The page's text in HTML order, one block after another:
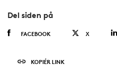
Del siden på
FACEBOOK X
KOPIÉR LINK